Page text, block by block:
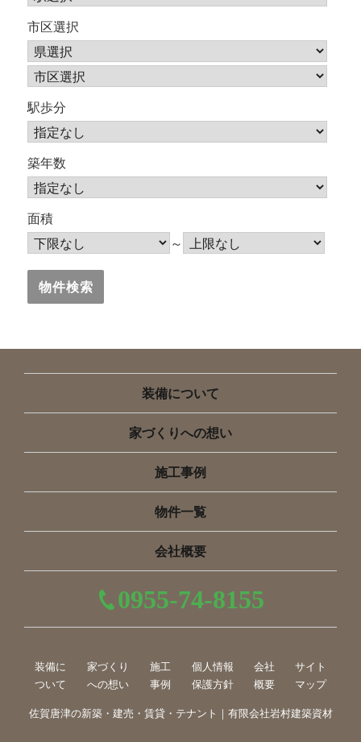
市区選択
駅歩分
築年数
面積
～
装備について
家づくりへの想い
施工事例
物件一覧
会社概要
0955-74-8155
装備に
ついて
家づくり
への想い
施工
事例
個人情報
保護方針
会社
概要
サイト
マップ
佐賀唐津の新築・建売・賃貸・テナント｜有限会社岩村建築資材